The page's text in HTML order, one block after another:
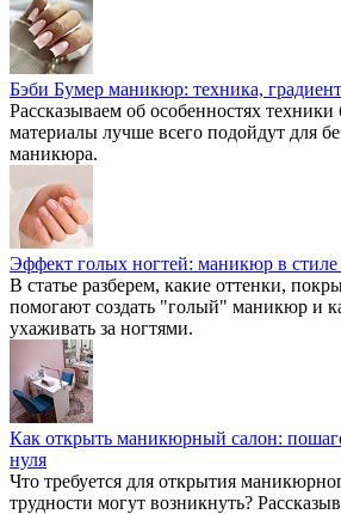
Бэби Бумер маникюр: техника,
Рассказываем об особенностях
материалы лучше всего подойдут для
маникюра.
Эффект голых ногтей: маникюр в
В статье разберем, какие оттенки,
помогают создать "голый" маникюр и
ухаживать за ногтями.
Как открыть маникюрный салон:
нуля
Что требуется для открытия
трудности могут возникнуть?